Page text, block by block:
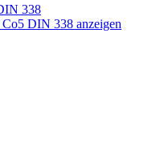
338
DIN 338 anzeigen